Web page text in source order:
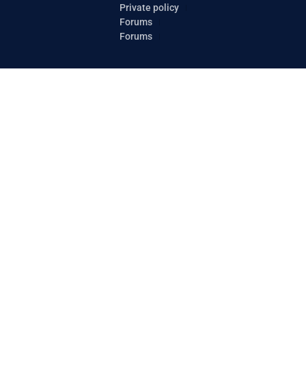
Private policy
Forums
Forums